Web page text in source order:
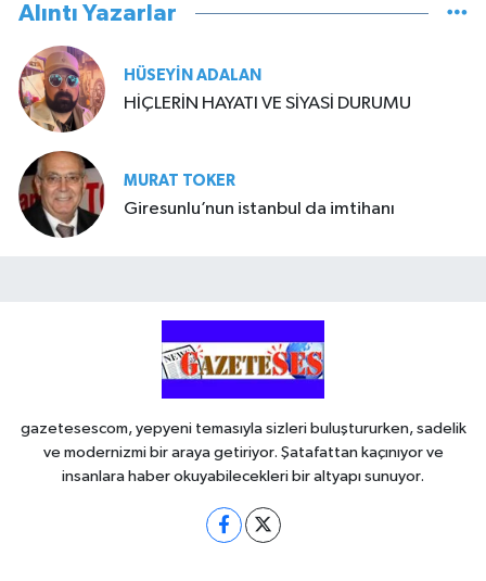
Alıntı Yazarlar
HÜSEYIN ADALAN
HİÇLERİN HAYATI VE SİYASİ DURUMU
MURAT TOKER
Giresunlu’nun istanbul da imtihanı
gazetesescom, yepyeni temasıyla sizleri buluştururken, sadelik
ve modernizmi bir araya getiriyor. Şatafattan kaçınıyor ve
insanlara haber okuyabilecekleri bir altyapı sunuyor.